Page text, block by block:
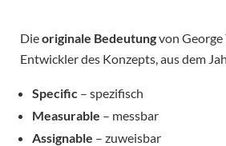
Dieoriginale Bedeutungvon George
Entwickler des Konzepts, aus dem
Specific – spezifisch
Measurable – messbar
Assignable – zuweisbar